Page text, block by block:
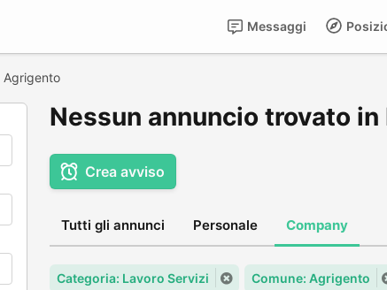
Messaggi
Agrigento
Nessun annuncio trovato
Crea avviso
Tutti gli annunci Personale Company
Categoria: Lavoro Servizi Comune: Agrigento